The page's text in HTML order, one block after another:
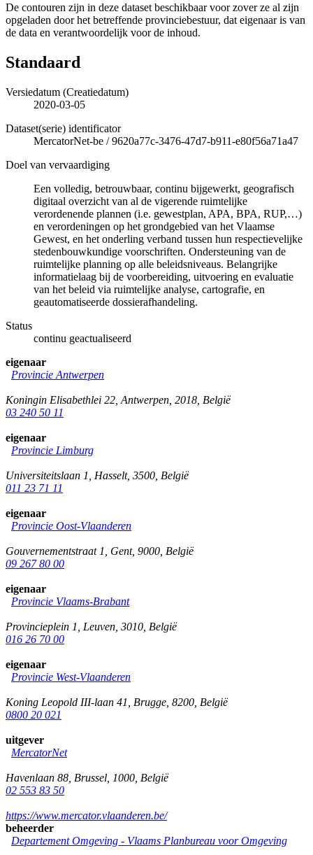
De contouren zijn in deze dataset beschikbaar voor zover ze al zijn
opgeladen door het betreffende provinciebestuur, dat eigenaar is van
de data en verantwoordelijk voor de inhoud.
Standaard
Versiedatum (Creatiedatum)
2020-03-05
Dataset(serie) identificator
MercatorNet-be /9620a77c-3476-47d7-b911-e80f56a71a47
Doel van vervaardiging
Een volledig, betrouwbaar, continu bijgewerkt, geografisch
digitaal overzicht van al de vigerende ruimtelijke
verordenende plannen (i.e. gewestplan, APA, BPA, RUP,…)
en verordeningen op het grondgebied van het Vlaamse
Gewest, en het onderling verband tussen hun respectievelijke
stedenbouwkundige voorschriften. Ondersteuning van de
ruimtelijke planning op alle beleidsniveaus. Belangrijke
informatielaag bij de voorbereiding, uitvoering en evaluatie
van het beleid via ruimtelijke analyse, cartografie, en
geautomatiseerde dossierafhandeling.
Status
continu geactualiseerd
eigenaar
Provincie Antwerpen
Koningin Elisabethlei 22 Antwerpen 2018 België
03 240 50 11
eigenaar
Provincie Limburg
Universiteitslaan 1 Hasselt, 3500 België
011 23 71 11
eigenaar
Provincie Oost-Vlaanderen
Gouvernementstraat 1 Gent, 9000 België
09 267 80 00
eigenaar
Provincie Vlaams-Brabant
Provincieplein 1 Leuven 3010 België
016 26 70 00
eigenaar
Provincie West-Vlaanderen
Koning Leopold III-laan 41 Brugge 8200 België
0800 20 021
uitgever
MercatorNet
Havenlaan 88 Brussel 1000 België
02 553 83 50
https://www.mercator.vlaanderen.be/
beheerder
Departement Omgeving - Vlaams Planbureau voor Omgeving